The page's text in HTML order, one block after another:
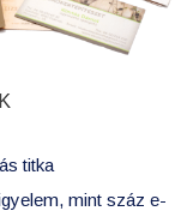
titka
mint száz e-